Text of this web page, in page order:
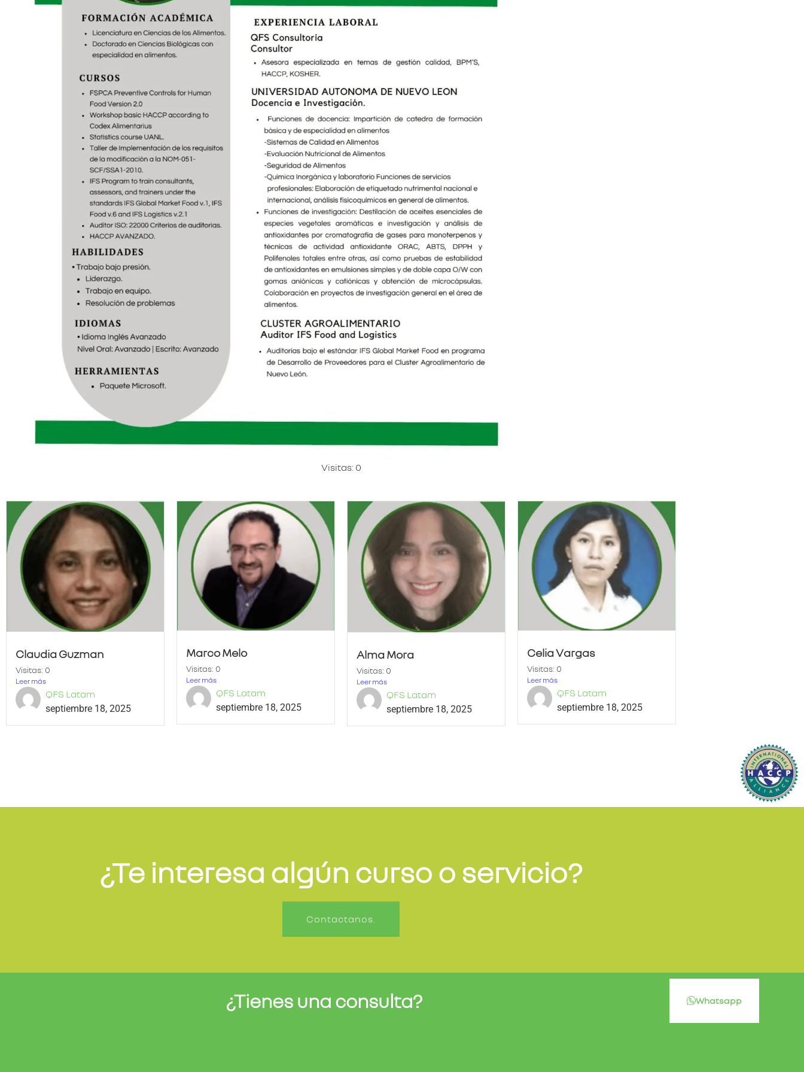
Visitas: 0
Claudia Guzman
Visitas: 0
Leer más
QFS Latam
septiembre 18, 2025
Marco Melo
Visitas: 0
Leer más
QFS Latam
septiembre 18, 2025
Alma Mora
Visitas: 0
Leer más
QFS Latam
septiembre 18, 2025
Celia Vargas
Visitas: 0
Leer más
QFS Latam
septiembre 18, 2025
¿Te interesa algún curso o servicio?
Contactanos.
¿Tienes una consulta? Whatsapp